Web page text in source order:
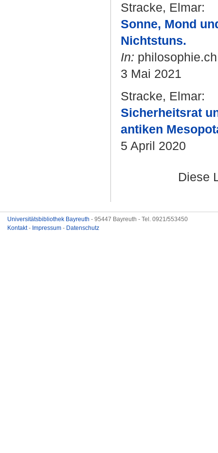
Stracke, Elmar:
Sonne, Mond
Nichtstuns.
In:
3 Mai 2021
Stracke, Elmar:
Sicherheitsrat
antiken
5 April 2020
Diese
Universitätsbibliothek Bayreuth - 95447 Bayreuth - Tel. 0921/553450
Kontakt- Impressum - Datenschutz